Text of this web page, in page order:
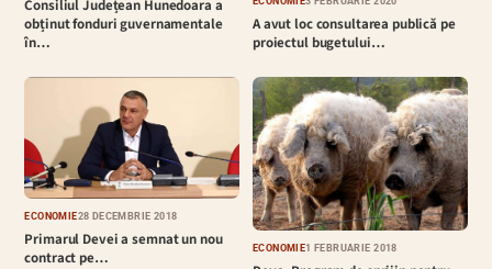
Consiliul Județean Hunedoara a
obținut fonduri guvernamentale
în…
A avut loc consultarea publică pe
proiectul bugetului…
ECONOMIE28 DECEMBRIE 2018
Primarul Devei a semnat un nou
contract pe…
ECONOMIE1 FEBRUARIE 2018